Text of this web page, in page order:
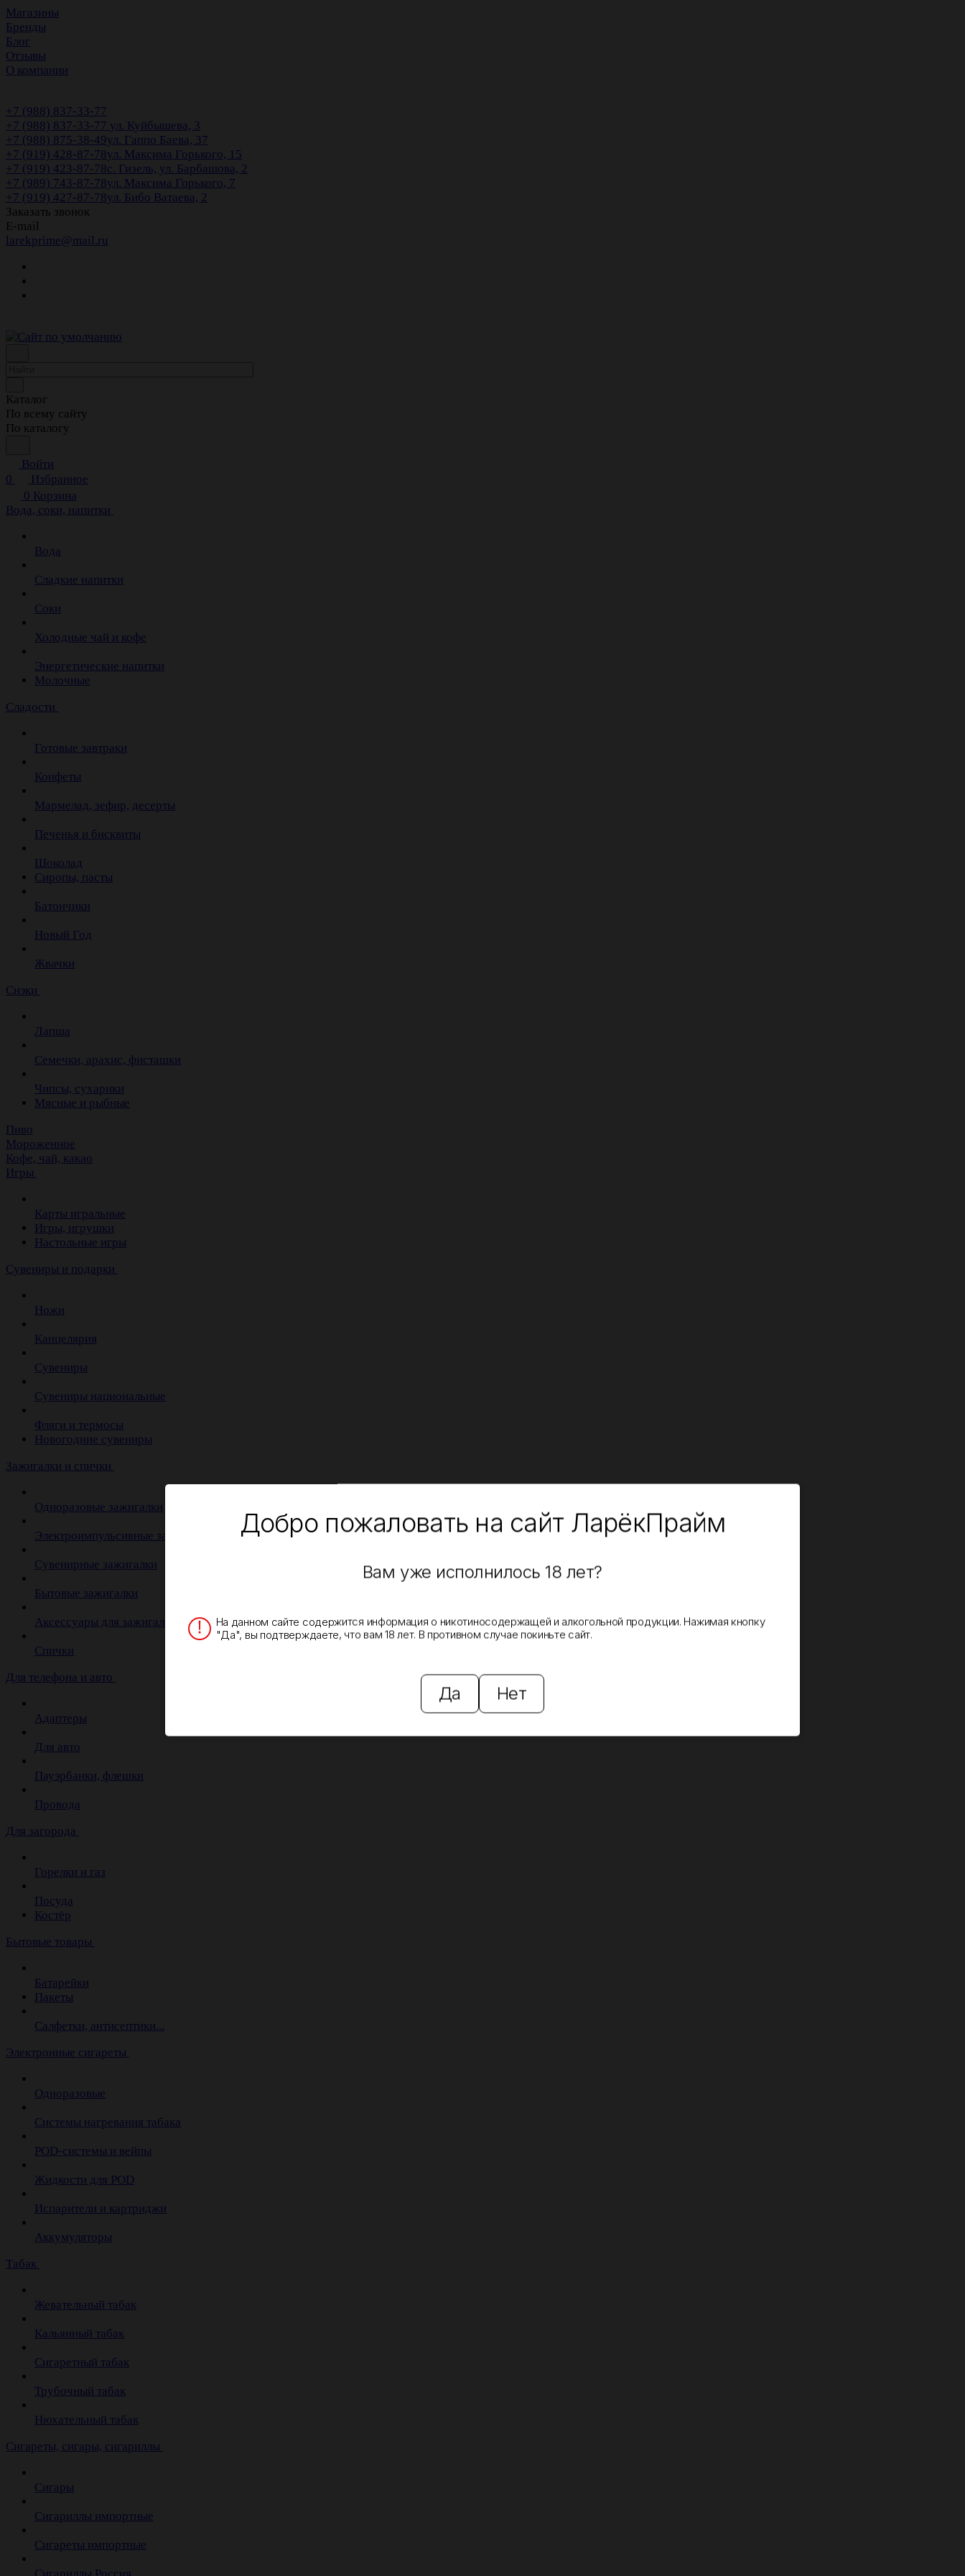
Магазины
Бренды
Блог
Отзывы
О компании
+7 (988) 837-33-77
+7 (988) 837-33-77 ул. Куйбышева, 3
+7 (988) 875-38-49ул. Гаппо Баева, 37
+7 (919) 428-87-78ул. Максима Горького, 15
+7 (919) 423-87-78с. Гизель, ул. Барбашова, 2
+7 (989) 743-87-78ул. Максима Горького, 7
+7 (919) 427-87-78ул. Бибо Ватаева, 2
Заказать звонок
E-mail
larekprime@mail.ru
Каталог
По всему сайту
По каталогу
Войти
0
Избранное
0 Корзина
Вода, соки, напитки
Вода
Сладкие напитки
Соки
Холодные чай и кофе
Энергетические напитки
Молочные
Сладости
Готовые завтраки
Конфеты
Мармелад, зефир, десерты
Печенья и бисквиты
Шоколад
Сиропы, пасты
Батончики
Новый Год
Жвачки
Снэки
Лапша
Семечки, арахис, фисташки
Чипсы, сухарики
Мясные и рыбные
Пиво
Мороженное
Кофе, чай, какао
Игры
Карты игральные
Игры, игрушки
Настольные игры
Сувениры и подарки
Ножи
Канцелярия
Сувениры
Сувениры национальные
Фляги и термосы
Новогодние сувениры
Зажигалки и спички
Одноразовые зажигалки
Электроимпульсивные зажигалки
Сувенирные зажигалки
Бытовые зажигалки
Аксессуары для зажигалок
Спички
Для телефона и авто
Адаптеры
Для авто
Пауэрбанки, флешки
Провода
Для загорода
Горелки и газ
Посуда
Костёр
Бытовые товары
Батарейки
Пакеты
Салфетки, антисептики...
Электронные сигареты
Одноразовые
Системы нагревания табака
POD-системы и вейпы
Жидкости для POD
Испарители и картриджи
Аккумуляторы
Табак
Жевательный табак
Кальянный табак
Сигаретный табак
Трубочный табак
Нюхательный табак
Cигареты, сигары, сигариллы
Сигары
Сигариллы импортные
Сигареты импортные
Добро пожаловать на сайт ЛарёкПрайм
Вам уже исполнилось 18 лет?
На данном сайте содержится информация о никотиносодержащей и алкогольной продукции. Нажимая кнопку
"Да", вы подтверждаете, что вам 18 лет. В противном случае покиньте сайт.
Да Нет